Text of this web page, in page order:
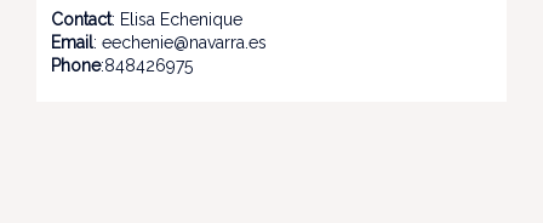
Contact: Elisa Echenique
Email: eechenie@navarra.es
Phone:848426975